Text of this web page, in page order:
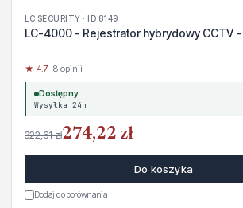
LC SECURITY · ID 8149
LC-4000 - Rejestrator hybrydowy CCTV -
★ 4.7· 8 opinii
Dostępny
Wysyłka 24h
322,61 zł274,22 zł
Do koszyka
Dodaj do porównania